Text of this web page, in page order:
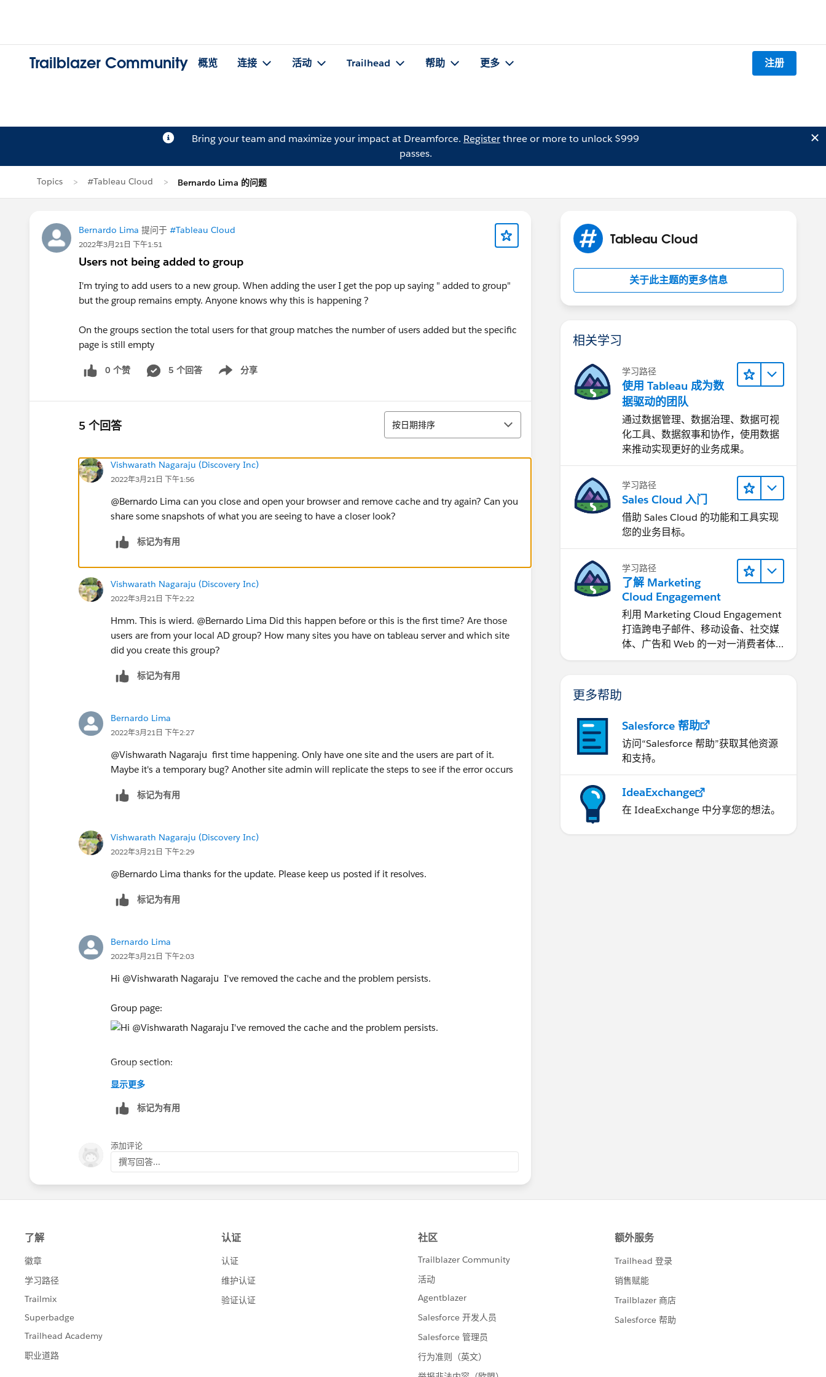
Trailblazer Community 概览 连接 活动 Trailhead 帮助 更多 注册
Bring your team and maximize your impact at Dreamforce. Registerthree or more to unlock $999
passes.
Topics #Tableau Cloud Bernardo Lima 的问题
Bernardo Lima 提问于 #Tableau Cloud
2022年3月21日 下午1:51
Users not being added to group
I'm trying to add users to a new group. When adding the user I get the pop up saying " added to group"
but the group remains empty. Anyone knows why this is happening ?
On the groups section the total users for that group matches the number of users added but the specific
page is still empty
0 个赞 5 个回答 分享
Show menu
5 个回答 排序
按日期排序
Vishwarath Nagaraju (Discovery Inc)
2022年3月21日 下午1:56
@Bernardo Lima​ can you close and open your browser and remove cache and try again? Can you
share some snapshots of what you are seeing to have a closer look?
标记为有用
Vishwarath Nagaraju (Discovery Inc)
2022年3月21日 下午2:22
Hmm. This is wierd. @Bernardo Lima​ Did this happen before or this is the first time? Are those
users are from your local AD group? How many sites you have on tableau server and which site
did you create this group?
标记为有用
Bernardo Lima
2022年3月21日 下午2:27
@Vishwarath Nagaraju​ first time happening. Only have one site and the users are part of it.
Maybe it's a temporary bug? Another site admin will replicate the steps to see if the error occurs
标记为有用
Vishwarath Nagaraju (Discovery Inc)
2022年3月21日 下午2:29
@Bernardo Lima​ thanks for the update. Please keep us posted if it resolves.
标记为有用
Bernardo Lima
2022年3月21日 下午2:03
Hi @Vishwarath Nagaraju​ I've removed the cache and the problem persists.
Group page:
Group section:
显示更多
标记为有用
添加评论
撰写回答...
Tableau Cloud
关于此主题的更多信息
相关学习
学习路径
使用 Tableau 成为数
据驱动的团队
通过数据管理、数据治理、数据可视
化工具、数据叙事和协作，使用数据
来推动实现更好的业务成果。
学习路径
Sales Cloud 入门
借助 Sales Cloud 的功能和工具实现
您的业务目标。
学习路径
了解 Marketing
Cloud Engagement
利用 Marketing Cloud Engagement​
打造跨电子邮件、移动设备、社交媒
体、广告和 Web 的一对一消费者体
验。
更多帮助
Salesforce 帮助
访问“Salesforce 帮助”获取其他资源
和支持。
IdeaExchange
在 IdeaExchange 中分享您的想法。